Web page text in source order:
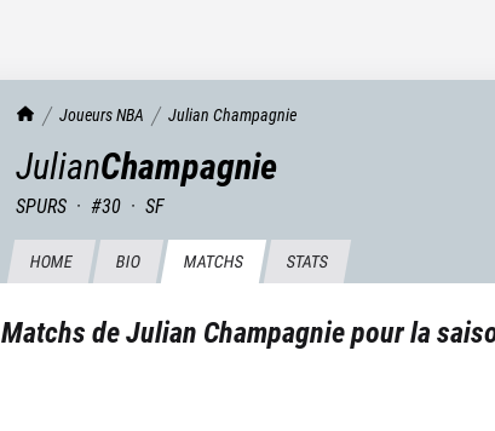
TrashTalk Actu NBA
Joueurs NBA Julian Champagnie
JulianChampagnie
SPURS · #30 · SF
HOME BIO MATCHS STATS
Matchs deJulian Champagniepour la